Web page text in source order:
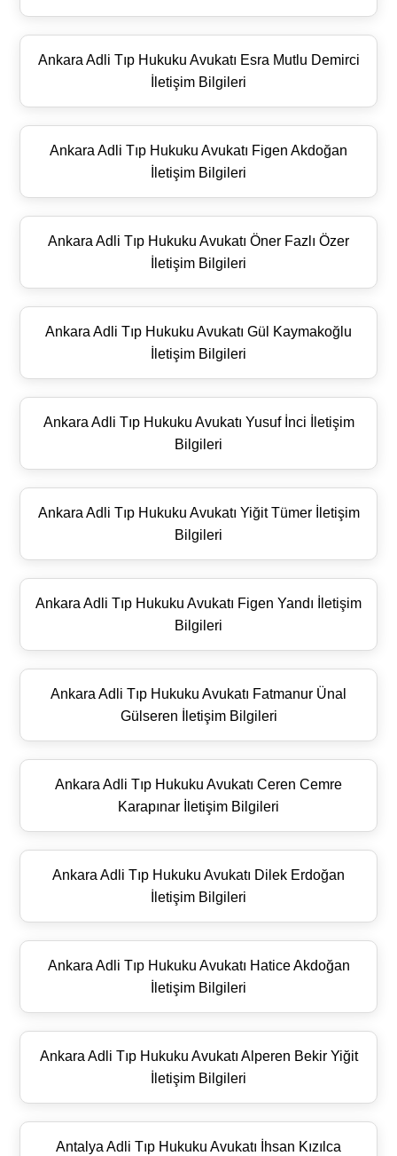
Ankara Adli Tıp Hukuku Avukatı Esra Mutlu Demirci
İletişim Bilgileri
Ankara Adli Tıp Hukuku Avukatı Figen Akdoğan
İletişim Bilgileri
Ankara Adli Tıp Hukuku Avukatı Öner Fazlı Özer
İletişim Bilgileri
Ankara Adli Tıp Hukuku Avukatı Gül Kaymakoğlu
İletişim Bilgileri
Ankara Adli Tıp Hukuku Avukatı Yusuf İnci İletişim
Bilgileri
Ankara Adli Tıp Hukuku Avukatı Yiğit Tümer İletişim
Bilgileri
Ankara Adli Tıp Hukuku Avukatı Figen Yandı İletişim
Bilgileri
Ankara Adli Tıp Hukuku Avukatı Fatmanur Ünal
Gülseren İletişim Bilgileri
Ankara Adli Tıp Hukuku Avukatı Ceren Cemre
Karapınar İletişim Bilgileri
Ankara Adli Tıp Hukuku Avukatı Dilek Erdoğan
İletişim Bilgileri
Ankara Adli Tıp Hukuku Avukatı Hatice Akdoğan
İletişim Bilgileri
Ankara Adli Tıp Hukuku Avukatı Alperen Bekir Yiğit
İletişim Bilgileri
Antalya Adli Tıp Hukuku Avukatı İhsan Kızılca